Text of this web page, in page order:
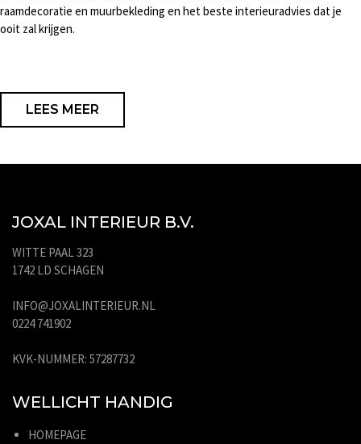
raamdecoratie en muurbekleding en het beste interieuradvies dat je
ooit zal krijgen.
LEES MEER
JOXAL INTERIEUR B.V.
WITTE PAAL 323
1742 LD SCHAGEN
INFO@JOXALINTERIEUR.NL
0224 741902
KVK-NUMMER: 57287732
WELLICHT HANDIG
HOMEPAGE